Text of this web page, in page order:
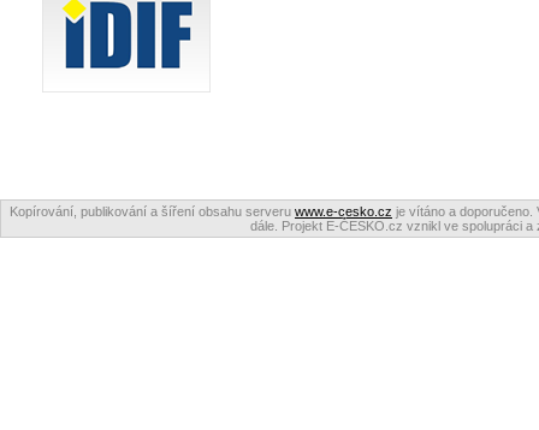
Kopírování, publikování a šíření obsahu serveru www.e-cesko.cz je vítáno a doporučeno.
dále. Projekt E-ČESKO.cz vznikl ve spolupráci